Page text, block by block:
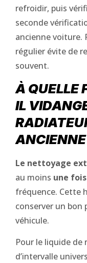
refroidir, puis
seconde
ancienne voiture.
régulier évite de
souvent.
À QUELLE
IL
Le nettoyage
au moins une
fréquence. Cette
conserver un bon
véhicule.
Pour le liquide de
d’intervalle